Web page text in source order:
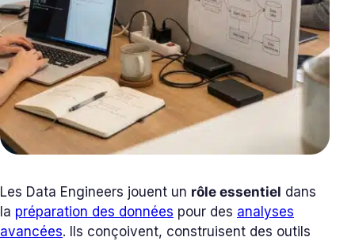
Les Data Engineers jouent un rôle essentiel dans
la préparation des données pour des analyses
avancées. Ils conçoivent, construisent des outils